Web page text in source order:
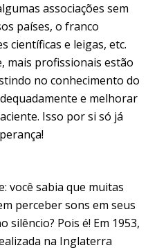
associações sem
países, o franco
científicas e leigas, etc.
mais profissionais estão
no conhecimento do
e melhorar
Isso por si só já
você sabia que muitas
perceber sons em seus
silêncio? Pois é! Em 1953,
na Inglaterra